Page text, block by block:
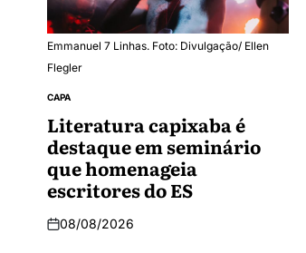
Emmanuel 7 Linhas. Foto: Divulgação/ Ellen
Flegler
CAPA
Literatura capixaba é
destaque em seminário
que homenageia
escritores do ES
08/08/2026